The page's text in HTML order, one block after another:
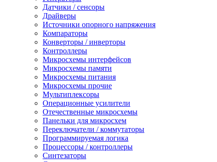
Датчики / сенсоры
Драйверы
Источники опорного напряжения
Компараторы
Конверторы / инверторы
Контроллеры
Микросхемы интерфейсов
Микросхемы памяти
Микросхемы питания
Микросхемы прочие
Мультиплексоры
Операционные усилители
Отечественные микросхемы
Панельки для микросхем
Переключатели / коммутаторы
Программируемая логика
Процессоры / контроллеры
Синтезаторы